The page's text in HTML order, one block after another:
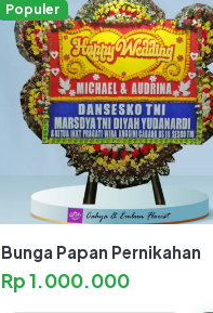
Populer
Bunga Papan Pernikahan
Rp 1.000.000